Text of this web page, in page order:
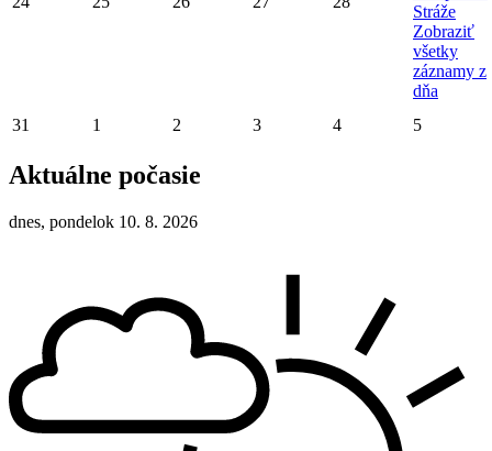
Stráže
Zobraziť
všetky
záznamy z
dňa
31
1 2 3 4 5
Aktuálne počasie
dnes, pondelok 10. 8. 2026